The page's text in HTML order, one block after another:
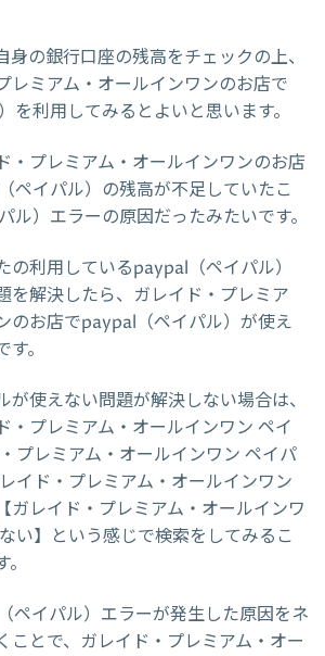
身の銀行口座の残高をチェックの上、
レミアム・オールインワンのお店で
を利用してみるとよいと思います。
・プレミアム・オールインワンのお店
ペイパル）の残高が不足していたこ
ル）エラーの原因だったみたいです。
の利用しているpaypal（ペイパル）
を解決したら、ガレイド・プレミア
のお店でpaypal（ペイパル）が使え
。
が使えない問題が解決しない場合は、
・プレミアム・オールインワン ペイ
プレミアム・オールインワン ペイパ
イド・プレミアム・オールインワン
レイド・プレミアム・オールインワ
い】という感じで検索をしてみるこ
ペイパル）エラーが発生した原因をネ
ことで、ガレイド・プレミアム・オー